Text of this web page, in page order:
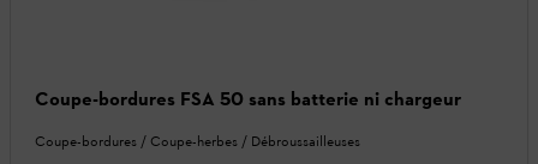
Coupe-bordures FSA 50 sans batterie ni chargeur
Coupe-bordures / Coupe-herbes / Débroussailleuses